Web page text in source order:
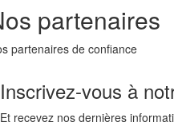
partenaires
partenaires de confiance
Inscrivez-vous à
Et recevez nos dernières